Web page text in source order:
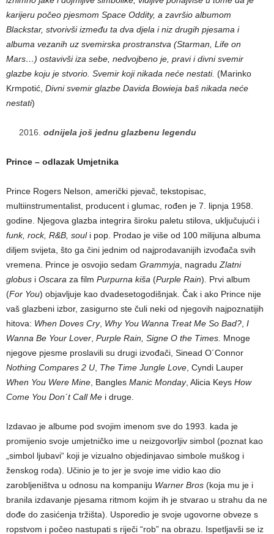
karijeru počeo pjesmom Space Oddity, a završio albumom
Blackstar, stvorivši između ta dva djela i niz drugih pjesama i
albuma vezanih uz svemirska prostranstva (Starman, Life on
Mars…) ostavivši iza sebe, nedvojbeno je, pravi i divni svemir
glazbe koju je stvorio. Svemir koji nikada neće nestati. (Marinko
Krmpotić, Divni svemir glazbe Davida Bowieja baš nikada neće
nestati)
odnijela još jednu glazbenu legendu
Prince – odlazak Umjetnika
Prince Rogers Nelson, američki pjevač, tekstopisac,
multiinstrumentalist, producent i glumac, rođen je 7. lipnja 1958.
godine. Njegova glazba integrira široku paletu stilova, uključujući i
funk, rock, R&B, souli pop. Prodao je više od 100 milijuna albuma
diljem svijeta, što ga čini jednim od najprodavanijih izvođača svih
vremena. Prince je osvojio sedam Grammyja , nagradu Zlatni
globus i Oscara za film Purpurna kiša (Purple Rain). Prvi album
(For You) objavljuje kao dvadesetogodišnjak. Čak i ako Prince nije
vaš glazbeni izbor, zasigurno ste čuli neki od njegovih najpoznatijih
hitova: When Doves Cry, Why You Wanna Treat Me So Bad? I
Wanna Be Your Lover Purple Rain, Signe O the Times. Mnoge
njegove pjesme proslavili su drugi izvođači, Sinead O´Connor
Nothing Compares 2 U The Time Jungle Love , Cyndi Lauper
When You Were Mine , Bangles Manic Monday, Alicia Keys How
Come You Don´t Call Me i druge.
Izdavao je albume pod svojim imenom sve do 1993. kada je
promijenio svoje umjetničko ime u neizgovorljiv simbol (poznat kao
„simbol ljubavi“ koji je vizualno objedinjavao simbole muškog i
ženskog roda). Učinio je to jer je svoje ime vidio kao dio
zarobljeništva u odnosu na kompaniju Warner Bros (koja mu je i
branila izdavanje pjesama ritmom kojim ih je stvarao u strahu da ne
dođe do zasićenja tržišta). Usporedio je svoje ugovorne obveze s
ropstvom i počeo nastupati s riječi “rob” na obrazu. Ispetljavši se iz